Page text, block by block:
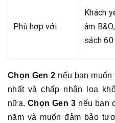
Phù hợp với
Khách
âm
sách
Chọn Gen 2 nếu bạn
nhất và chấp nhận loa
nữa.Chọn Gen 3 nếu bạn
năm và muốn đảm bảo